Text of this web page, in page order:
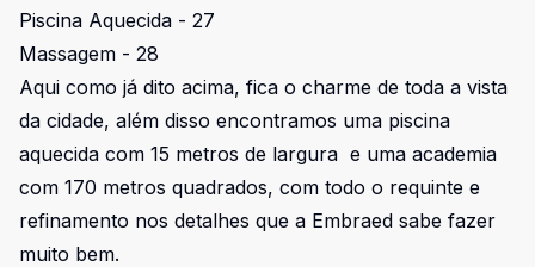
Piscina Aquecida - 27
Massagem - 28
Aqui como já dito acima, fica o charme de toda a vista
da cidade, além disso encontramos uma piscina
aquecida com 15 metros de largura e uma academia
com 170 metros quadrados, com todo o requinte e
refinamento nos detalhes que a Embraed sabe fazer
muito bem.